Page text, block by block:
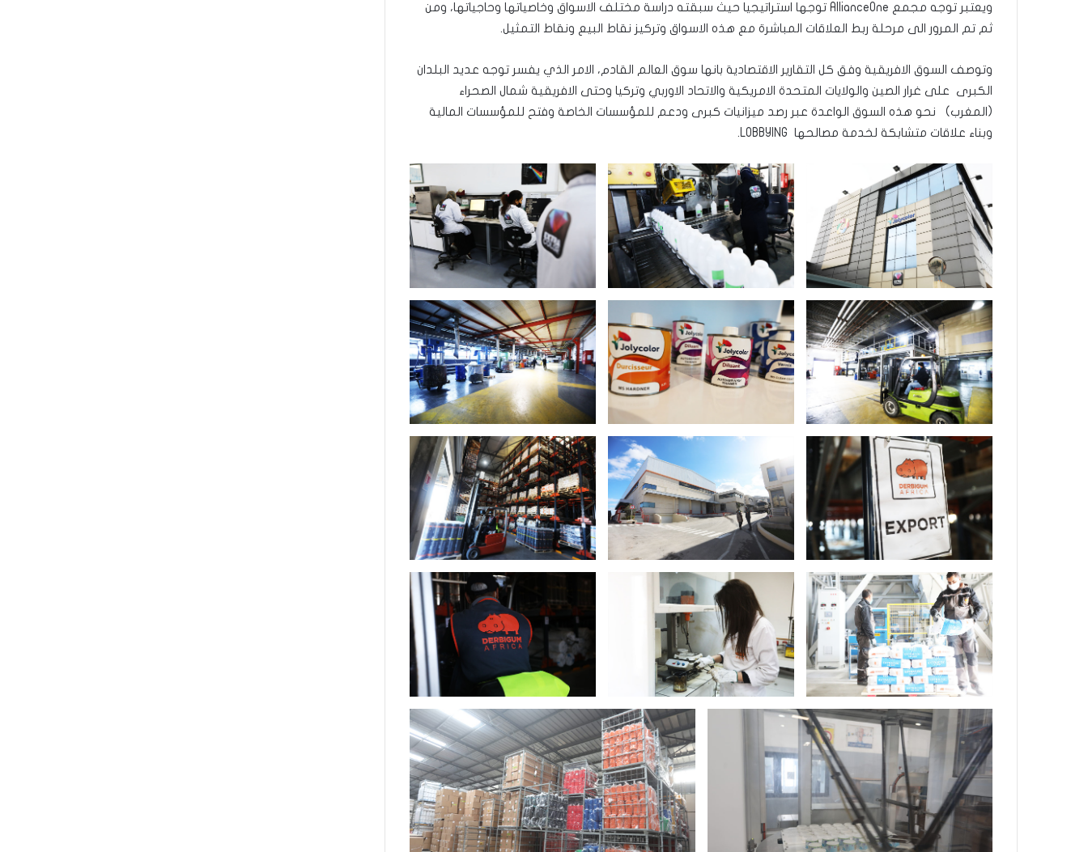
ويعتبر توجه مجمع AllianceOne توجها استراتيجيا حيث سبقته دراسة مختلف الاسواق وخاصياتها وحاجياتها، ومن
ثم تم المرور الى مرحلة ربط العلاقات المباشرة مع هذه الاسواق وتركيز نقاط البيع ونقاط التمثيل.
وتوصف السوق الافريقية وفق كل التقارير الاقتصادية بانها سوق العالم القادم، الامر الذي يفسر توجه عديد البلدان
الكبرى على غرار الصين والولايات المتحدة الامريكية والاتحاد الاوربي وتركيا وحتى الافريقية شمال الصحراء
(المغرب) نحو هذه السوق الواعدة عبر رصد ميزانيات كبرى ودعم للمؤسسات الخاصة وفتح للمؤسسات المالية
وبناء علاقات متشابكة لخدمة مصالحها LOBBYING.